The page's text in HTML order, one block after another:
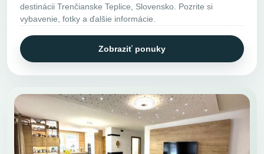
destinácii Trenčianske Teplice, Slovensko. Pozrite si
vybavenie, fotky a ďalšie informácie.
Zobraziť ponuky